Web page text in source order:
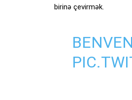
birinə çevirmək.